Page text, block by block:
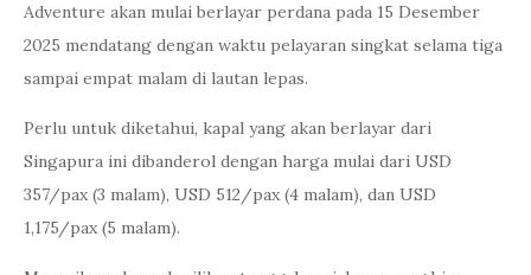
Adventure akan mulai berlayar perdana pada 15 Desember
2025 mendatang dengan waktu pelayaran singkat selama tiga
sampai empat malam di lautan lepas.
Perlu untuk diketahui, kapal yang akan berlayar dari
Singapura ini dibanderol dengan harga mulai dari USD
357/pax (3 malam), USD 512/pax (4 malam), dan USD
1,175/pax (5 malam).